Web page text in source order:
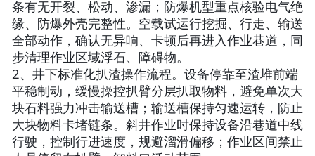
条有无开裂、松动、渗漏；防爆机型重点核验电气绝
缘、防爆外壳完整性。空载试运行挖掘、行走、输送
全部动作，确认无异响、卡顿后再进入作业巷道，同
步清理作业区域浮石、障碍物。
2、井下标准化扒渣操作流程。设备停靠至渣堆前端
平稳制动，缓慢操控扒臂分层扒取物料，避免单次大
块石料强力冲击输送槽；输送槽保持匀速运转，防止
大块物料卡堵链条。斜井作业时保持设备沿巷道中线
行驶，控制行进速度，规避溜滑偏移；作业区间禁止